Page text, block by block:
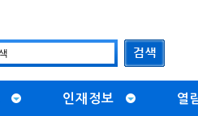
인재정보 열